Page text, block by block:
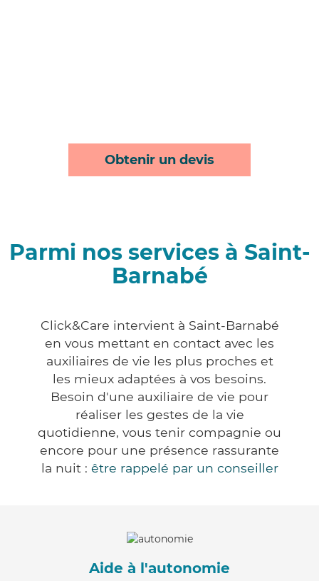
Obtenir un devis
Parmi nos services à Saint-
Barnabé
Click&Care intervient à Saint-Barnabé
en vous mettant en contact avec les
auxiliaires de vie les plus proches et
les mieux adaptées à vos besoins.
Besoin d'une auxiliaire de vie pour
réaliser les gestes de la vie
quotidienne, vous tenir compagnie ou
encore pour une présence rassurante
la nuit : être rappelé par un conseiller
Aide à l'autonomie